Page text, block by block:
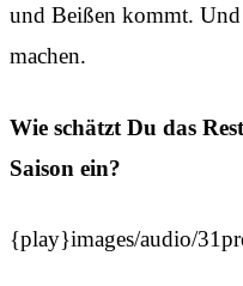
und Beißen kommt. Und
machen.
Wie schätzt Du das
Saison ein?
{play}images/audio/